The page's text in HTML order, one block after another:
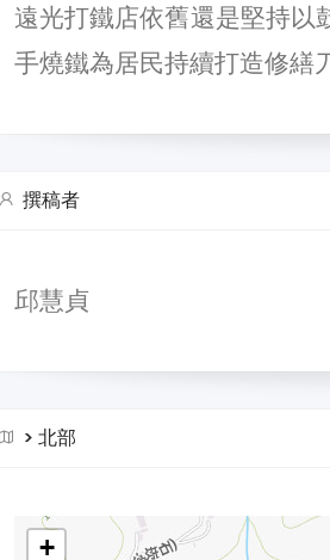
遠光打鐵店依舊還是堅持以
手燒鐵為居民持續打造修繕
撰稿者
邱慧貞
>北部